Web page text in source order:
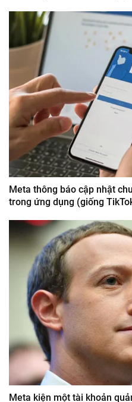
Meta thông báo cập nhật
trong ứng dụng (giống
Meta kiện một tài khoản